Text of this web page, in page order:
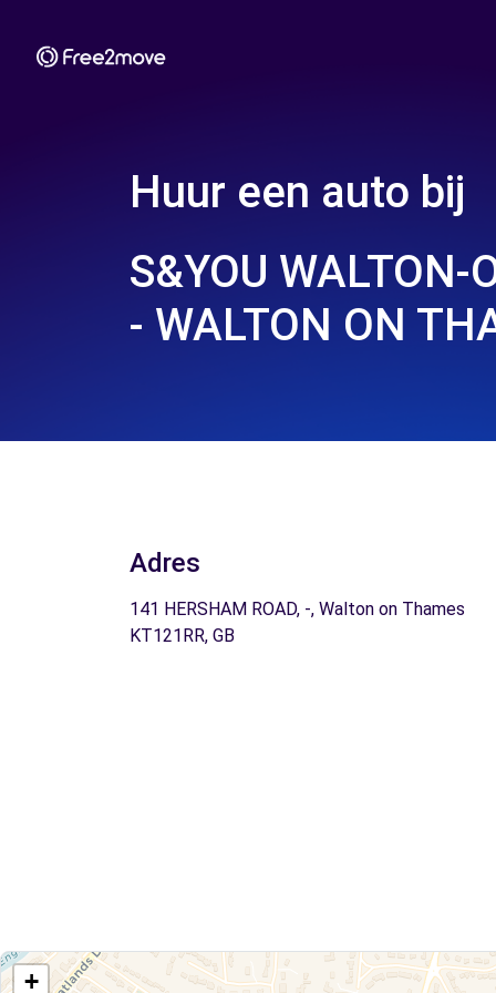
Huur een auto bij
S&YOU WALTON-
- WALTON ON
Adres
141 HERSHAM ROAD, -, Walton on Thames
KT121RR, GB
+